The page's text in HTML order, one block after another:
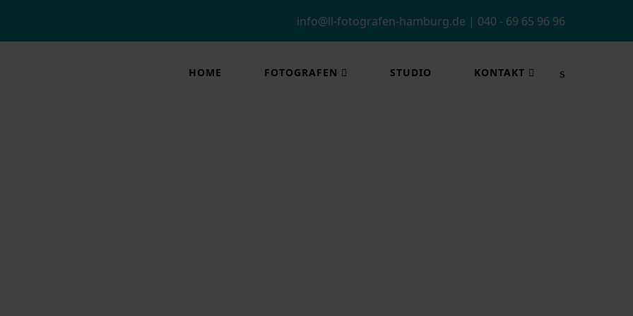
info@ll-fotografen-hamburg.de | 040 - 69 65 96 96
HOME FOTOGRAFEN STUDIO KONTAKT